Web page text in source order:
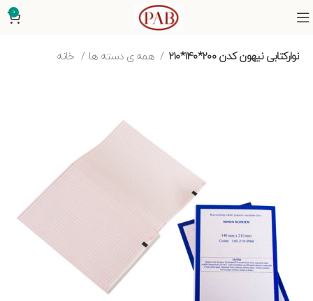
0
همه ی دسته ها نوارکتابی نیهون کدن 200*140*210